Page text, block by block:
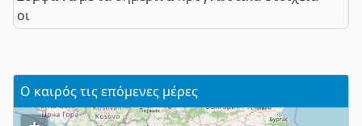
οι
Ο καιρός τις επόμενες μέρες